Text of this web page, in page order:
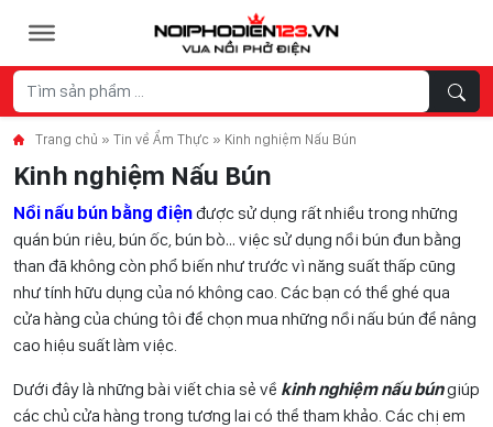
Trang chủ » Tin về Ẩm Thực » Kinh nghiệm Nấu Bún
Kinh nghiệm Nấu Bún
Nồi nấu bún bằng điệnđược sử dụng rất nhiều trong những
quán bún riêu, bún ốc, bún bò… việc sử dụng nồi bún đun bằng
than đã không còn phổ biến như trước vì năng suất thấp cũng
như tính hữu dụng của nó không cao. Các bạn có thể ghé qua
cửa hàng của chúng tôi để chọn mua những nồi nấu bún để nâng
cao hiệu suất làm việc.
Dưới đây là những bài viết chia sẻ về kinh nghiệm nấu búngiúp
các chủ cửa hàng trong tương lai có thể tham khảo. Các chị em